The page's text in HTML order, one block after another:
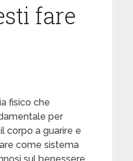
fare
fisico che
per
corpo a guarire e
come sistema